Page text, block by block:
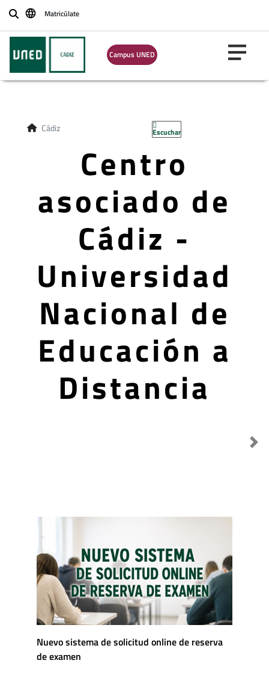
BuscarMatricúlate
Campus UNED
Cádiz Escuchar
Centro
asociado de
Cádiz -
Universidad
Nacional de
Educación a
Distancia
Nuevo sistema de solicitud online de reserva
de examen